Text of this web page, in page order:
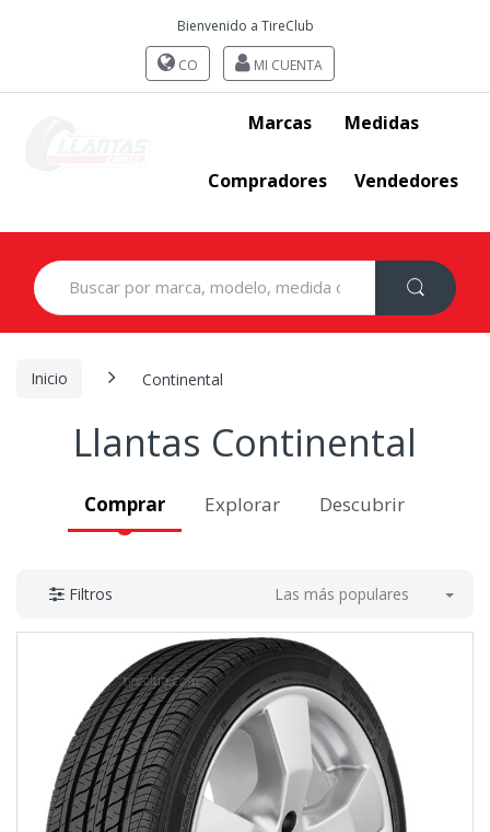
Bienvenido a TireClub
CO MI CUENTA
Marcas Medidas
Compradores Vendedores
Search
for:
Inicio Continental
Llantas Continental
Comprar Explorar Descubrir
Filtros Las más populares